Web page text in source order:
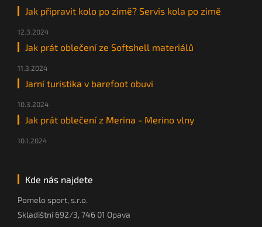
Jak připravit kolo po zimě? Servis kola po zimě
12.3.2024
Jak prát oblečení ze Softshell materiálů
11.3.2024
Jarní turistika v barefoot obuvi
10.3.2024
Jak prát oblečení z Merina - Merino vlny
10.1.2024
Kde nás najdete
Pomelo sport, s.r.o.
Skladištní 692/3, 746 01 Opava